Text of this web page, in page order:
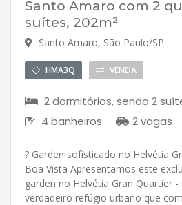
Santo Amaro com 2
suítes, 202m²
Santo Amaro, São Paulo/SP
HMA3Q VENDA
2 dormitórios, sendo 2
4 banheiros
2 vagas
? Garden sofisticado no Helvétia
Boa Vista Apresentamos este
garden no Helvétia Gran Quartier
verdadeiro refúgio urbano que